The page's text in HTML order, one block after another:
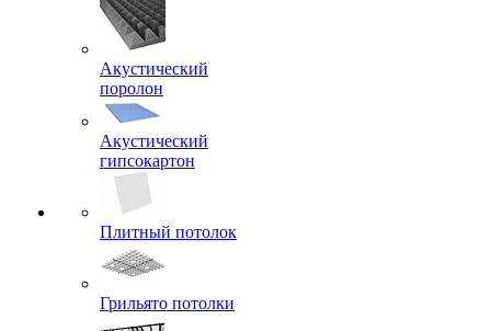
Акустический
поролон
Акустический
гипсокартон
Плитный потолок
Грильято потолки